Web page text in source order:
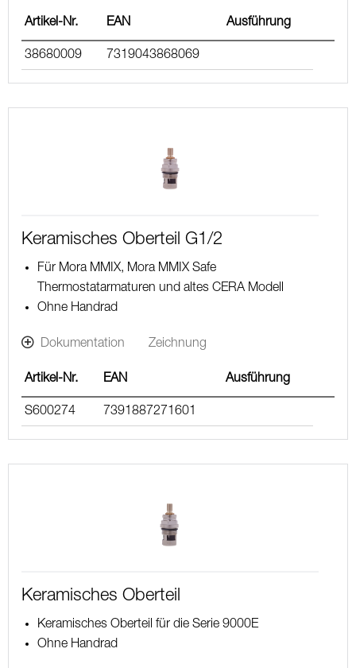
Artikel-Nr. EAN Ausführung
38680009 7319043868069
Keramisches Oberteil G1/2
Für Mora MMIX, Mora MMIX Safe
Thermostatarmaturen und altes CERA Modell
Ohne Handrad
Dokumentation Zeichnung
Artikel-Nr. EAN Ausführung
S600274 7391887271601
Keramisches Oberteil
Keramisches Oberteil für die Serie 9000E
Ohne Handrad